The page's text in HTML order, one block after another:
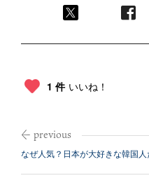
1 件 いいね！
なぜ人気？日本が大好きな韓国